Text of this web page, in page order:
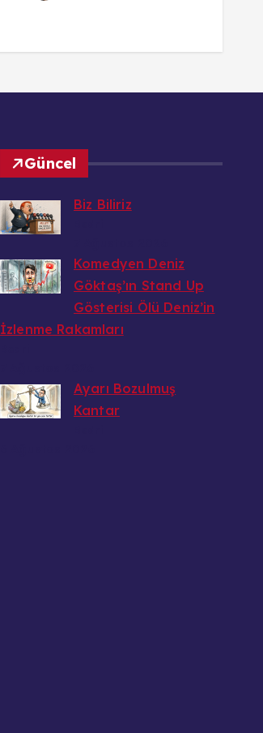
Güncel
Biz Biliriz
Komedyen Deniz
Göktaş’ın Stand Up
Gösterisi Ölü Deniz’in
İzlenme Rakamları
Ayarı Bozulmuş
Kantar